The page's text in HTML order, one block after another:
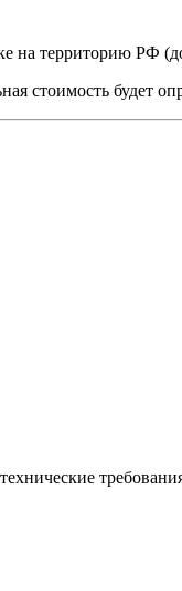
на территорию РФ
стоимость будет